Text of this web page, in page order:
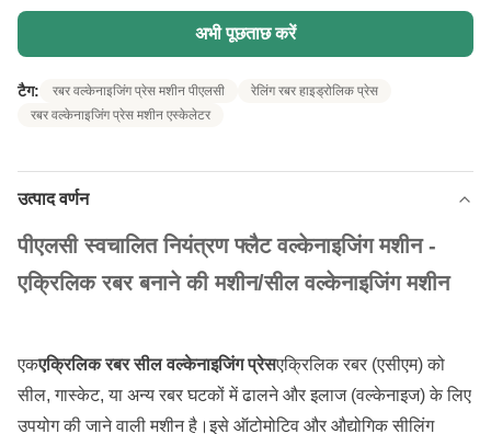
अभी पूछताछ करें
टैग: रबर वल्केनाइजिंग प्रेस मशीन पीएलसी
रेलिंग रबर हाइड्रोलिक प्रेस
रबर वल्केनाइजिंग प्रेस मशीन एस्केलेटर
उत्पाद वर्णन
पीएलसी स्वचालित नियंत्रण फ्लैट वल्केनाइजिंग मशीन -
एक्रिलिक रबर बनाने की मशीन/सील वल्केनाइजिंग मशीन
एकएक्रिलिक रबर सील वल्केनाइजिंग प्रेसएक्रिलिक रबर (एसीएम) को
सील, गास्केट, या अन्य रबर घटकों में ढालने और इलाज (वल्केनाइज) के लिए
उपयोग की जाने वाली मशीन है।इसे ऑटोमोटिव और औद्योगिक सीलिंग